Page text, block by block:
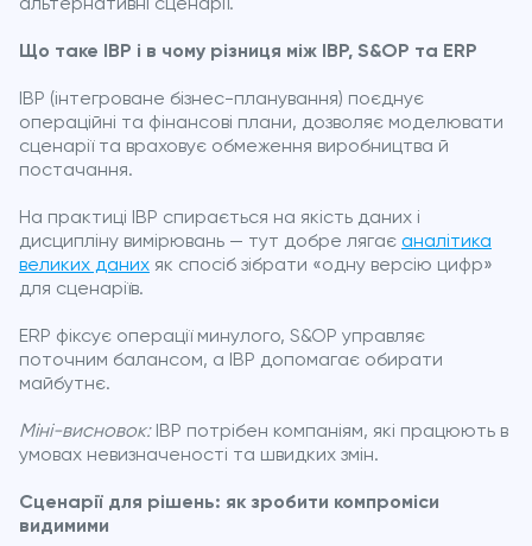
альтернативні сценарії.
Що таке IBP і в чому різниця між IBP, S&OP та ERP
IBP (інтегроване бізнес-планування) поєднує
операційні та фінансові плани, дозволяє моделювати
сценарії та враховує обмеження виробництва й
постачання.
На практиці IBP спирається на якість даних і
дисципліну вимірювань — тут добре лягає аналітика
великих даних як спосіб зібрати «одну версію цифр»
для сценаріїв.
ERP фіксує операції минулого, S&OP управляє
поточним балансом, а IBP допомагає обирати
майбутнє.
Міні-висновок:IBP потрібен компаніям, які працюють в
умовах невизначеності та швидких змін.
Сценарії для рішень: як зробити компроміси
видимими